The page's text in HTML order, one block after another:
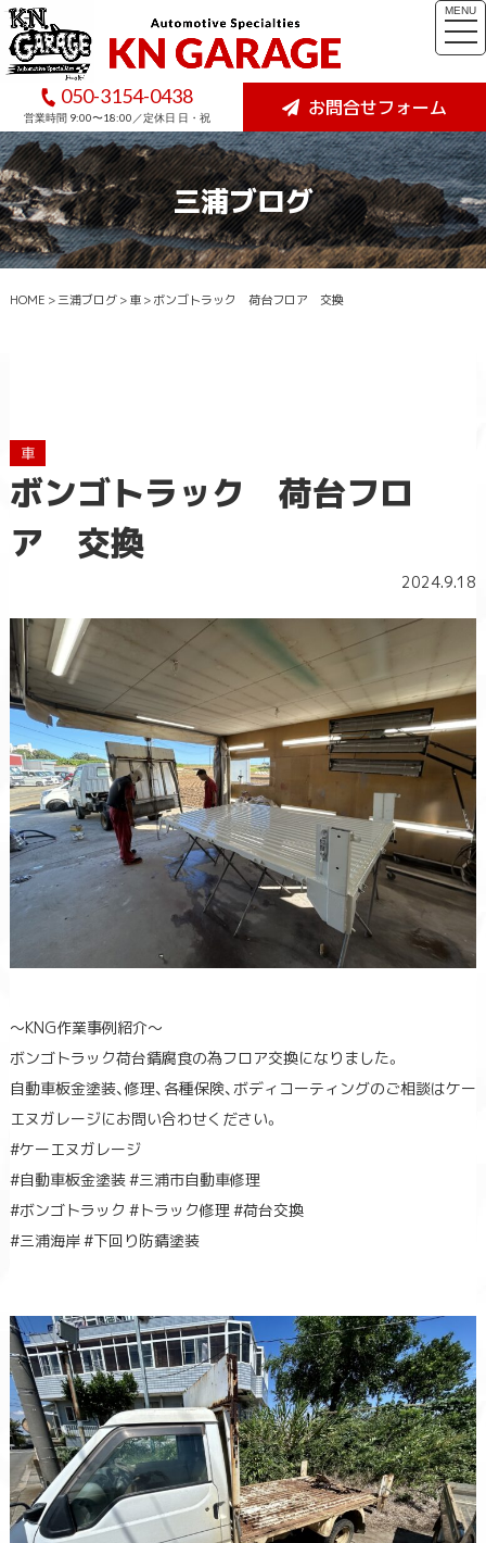
050-3154-0438
営業時間 9:00〜18:00／定休日 日・祝 お問合せフォーム
MENU
三浦ブログ
HOME >三浦ブログ>車>ボンゴトラック 荷台フロア 交換
車
ボンゴトラック 荷台フロ
ア 交換
2024.9.18
〜KNG作業事例紹介〜
ボンゴトラック荷台錆腐食の為フロア交換になりました。
自動車板金塗装、修理、各種保険、ボディコーティングのご相談はケー
エヌガレージにお問い合わせください。
#ケーエヌガレージ
#自動車板金塗装 #三浦市自動車修理
#ボンゴトラック #トラック修理 #荷台交換
#三浦海岸 #下回り防錆塗装